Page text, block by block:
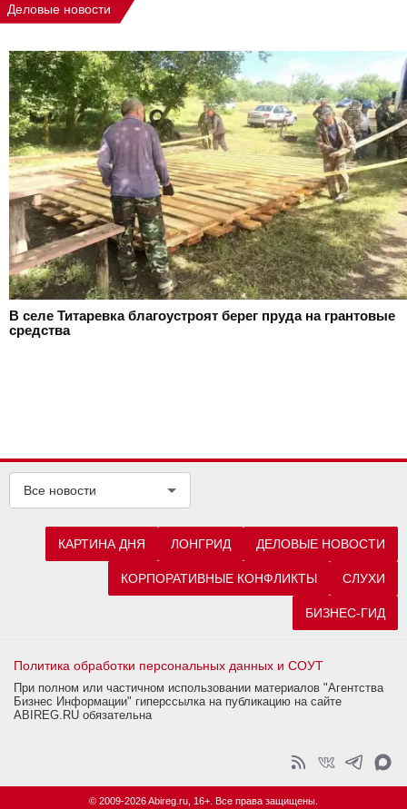
Деловые новости
В селе Титаревка благоустроят берег пруда на грантовые
средства
Все новости
КАРТИНА ДНЯ ЛОНГРИД ДЕЛОВЫЕ НОВОСТИ
КОРПОРАТИВНЫЕ КОНФЛИКТЫ СЛУХИ
БИЗНЕС-ГИД
Политика обработки персональных данных и СОУТ
При полном или частичном использовании материалов "Агентства
Бизнес Информации" гиперссылка на публикацию на сайте
ABIREG.RU обязательна
© 2009-2026 Abireg.ru, 16+. Все права защищены.